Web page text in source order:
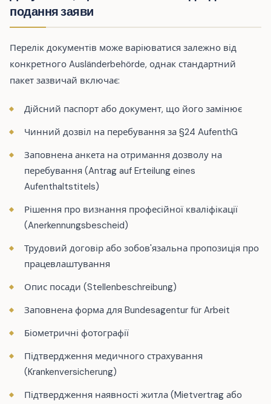
подання заяви
Перелік документів може варіюватися залежно від
конкретного Ausländerbehörde, однак стандартний
пакет зазвичай включає:
Дійсний паспорт або документ, що його замінює
Чинний дозвіл на перебування за §24 AufenthG
Заповнена анкета на отримання дозволу на
перебування (Antrag auf Erteilung eines
Aufenthaltstitels)
Рішення про визнання професійної кваліфікації
(Anerkennungsbescheid)
Трудовий договір або зобов'язальна пропозиція про
працевлаштування
Опис посади (Stellenbeschreibung)
Заповнена форма для Bundesagentur für Arbeit
Біометричні фотографії
Підтвердження медичного страхування
(Krankenversicherung)
Підтвердження наявності житла (Mietvertrag або